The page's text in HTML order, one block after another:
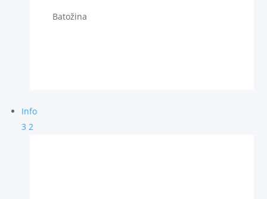
Batožina
Info
3 2